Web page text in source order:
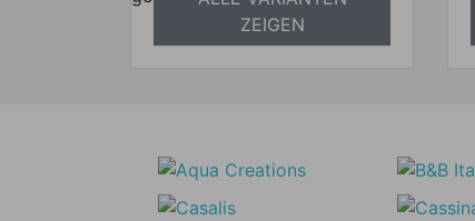
absolut versandkostenfrei
ZEIGEN